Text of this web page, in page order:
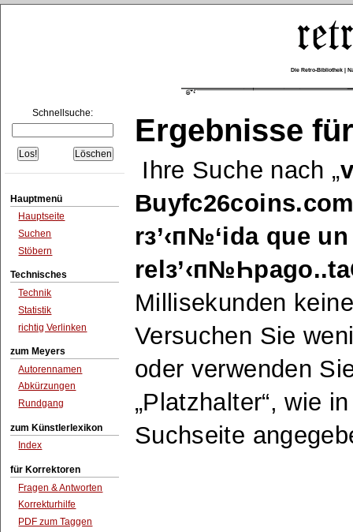
Die Retro-Bibliothek |
Schnellsuche:
Hauptmenü
Hauptseite
Suchen
Stöbern
Technisches
Technik
Statistik
richtig Verlinken
zum Meyers
Autorennamen
Abkürzungen
Rundgang
zum Künstlerlexikon
Index
für Korrektoren
Fragen & Antworten
Korrekturhilfe
PDF zum Taggen
Ergebnisse
Ihre Suche nach
rз’‹п№‘ida que
Millisekunden
Versuchen Sie
oder verwenden
Platzhalter , wie
Suchseite